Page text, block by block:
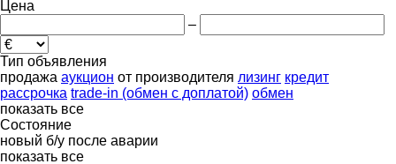
Цена
–
Тип объявления
продажа аукцион от производителя лизинг кредит
рассрочка trade-in (обмен с доплатой) обмен
показать все
Состояние
новый б/у после аварии
показать все